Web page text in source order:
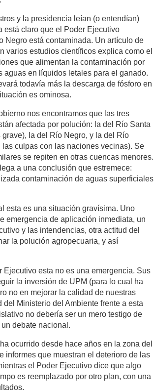
y la presidencia leían (o entendían)
está claro que el Poder Ejecutivo
Negro está contaminada. Un artículo de
varios estudios científicos explica como el
que alimentan la contaminación por
aguas en líquidos letales para el ganado.
todavía más la descarga de fósforo en
es ominosa.
nos encontramos que las tres
afectada por polución: la del Río Santa
la del Río Negro, y la del Río
culpas con las naciones vecinas). Se
se repiten en otras cuencas menores.
a una conclusión que estremece:
contaminación de aguas superficiales
esta es una situación gravísima. Uno
emergencia de aplicación inmediata, un
y las intendencias, otra actitud del
la polución agropecuaria, y así
Ejecutivo esta no es una emergencia. Sus
la inversión de UPM (para lo cual ha
no en mejorar la calidad de nuestras
Ministerio del Ambiente frente a esta
no debería ser un mero testigo de
debate nacional.
ocurrido desde hace años en la zona del
informes que muestran el deterioro de las
el Poder Ejecutivo dice que algo
es reemplazado por otro plan, con una